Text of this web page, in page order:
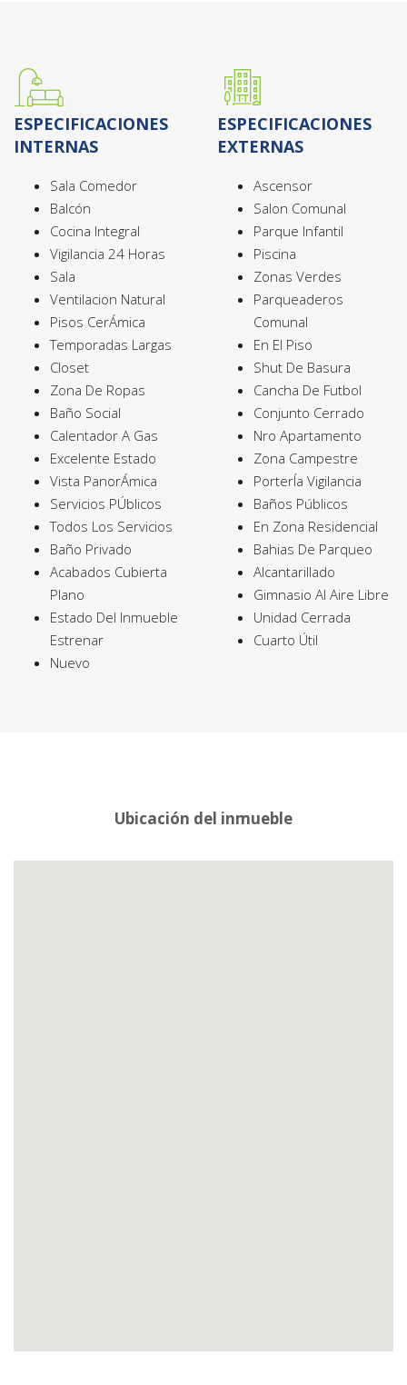
ESPECIFICACIONES
INTERNAS
Sala Comedor
Balcón
Cocina Integral
Vigilancia 24 Horas
Sala
Ventilacion Natural
Pisos CerÁmica
Temporadas Largas
Closet
Zona De Ropas
Baño Social
Calentador A Gas
Excelente Estado
Vista PanorÁmica
Servicios PÚblicos
Todos Los Servicios
Baño Privado
Acabados Cubierta
Plano
Estado Del Inmueble
Estrenar
Nuevo
ESPECIFICACIONES
EXTERNAS
Ascensor
Salon Comunal
Parque Infantil
Piscina
Zonas Verdes
Parqueaderos
Comunal
En El Piso
Shut De Basura
Cancha De Futbol
Conjunto Cerrado
Nro Apartamento
Zona Campestre
PorterÍa Vigilancia
Baños Públicos
En Zona Residencial
Bahias De Parqueo
Alcantarillado
Gimnasio Al Aire Libre
Unidad Cerrada
Cuarto Útil
Ubicación del inmueble